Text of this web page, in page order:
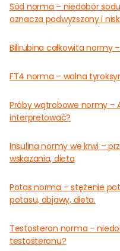
Sód norma – niedobór
oznacza podwyższony i
Bilirubina całkowita normy
FT4 norma – wolna
Próby wątrobowe normy –
interpretować?
Insulina normy we krwi –
wskazania, dieta
Potas norma – stężenie
potasu, objawy, dieta.
Testosteron norma –
testosteronu?